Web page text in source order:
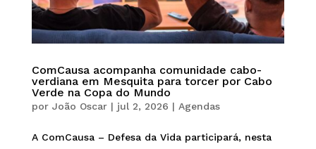
ComCausa acompanha comunidade cabo-
verdiana em Mesquita para torcer por Cabo
Verde na Copa do Mundo
por João Oscar| jul 2, 2026 | Agendas
A ComCausa – Defesa da Vida participará, nesta